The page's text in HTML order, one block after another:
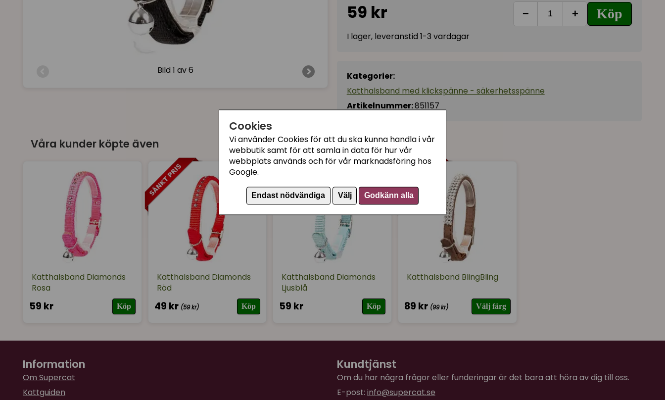
Cookies
Vi använder Cookies för att du ska kunna handla i vår
webbutik samt för att samla in data för hur vår
webbplats används och för vår marknadsföring hos
Google.
Endast nödvändiga Välj Godkänn alla
Bild 1 av 6
59 kr − + Köp
I lager, leveranstid 1-3 vardagar
Kategorier:
Katthalsband med klickspänne - säkerhetsspänne
Artikelnummer:851157
Våra kunder köpte även
Katthalsband Diamonds
Rosa
59 kr Köp
Katthalsband Diamonds
Röd
49 kr (59 kr) Köp
Katthalsband Diamonds
Ljusblå
59 kr Köp
Katthalsband BlingBling
89 kr (99 kr) Välj färg
Information
Om Supercat
Kattguiden
Kundtjänst
Om du har några frågor eller funderingar är det bara att höra av dig till oss.
E-post: info@supercat.se